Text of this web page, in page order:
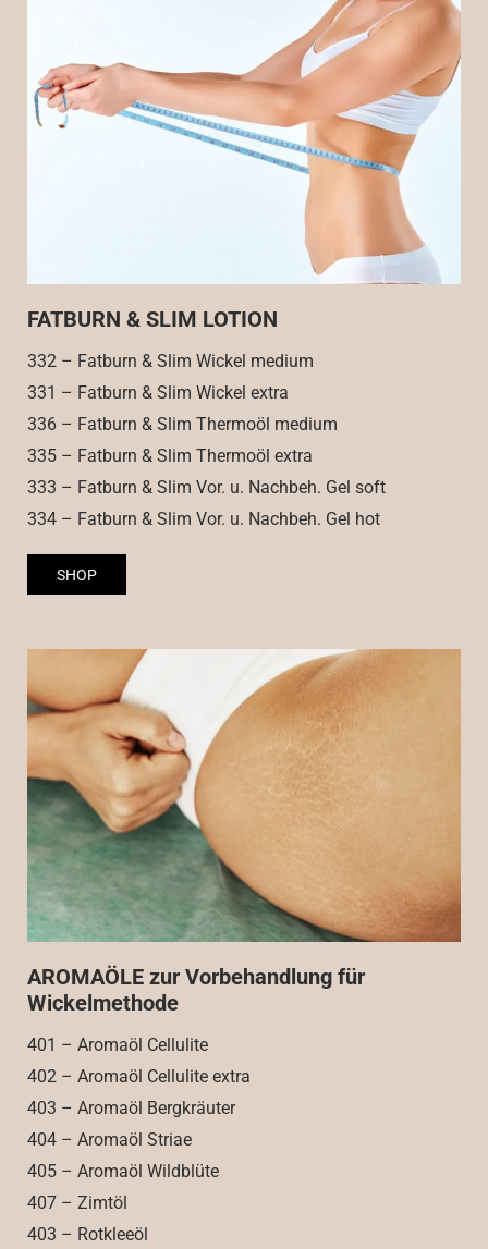
FATBURN & SLIM LOTION
332 – Fatburn & Slim Wickel medium
331 – Fatburn & Slim Wickel extra
336 – Fatburn & Slim Thermoöl medium
335 – Fatburn & Slim Thermoöl extra
333 – Fatburn & Slim Vor. u. Nachbeh. Gel soft
334 – Fatburn & Slim Vor. u. Nachbeh. Gel hot
SHOP
AROMAÖLE zur Vorbehandlung für
Wickelmethode
401 – Aromaöl Cellulite
402 – Aromaöl Cellulite extra
403 – Aromaöl Bergkräuter
404 – Aromaöl Striae
405 – Aromaöl Wildblüte
407 – Zimtöl
403 – Rotkleeöl